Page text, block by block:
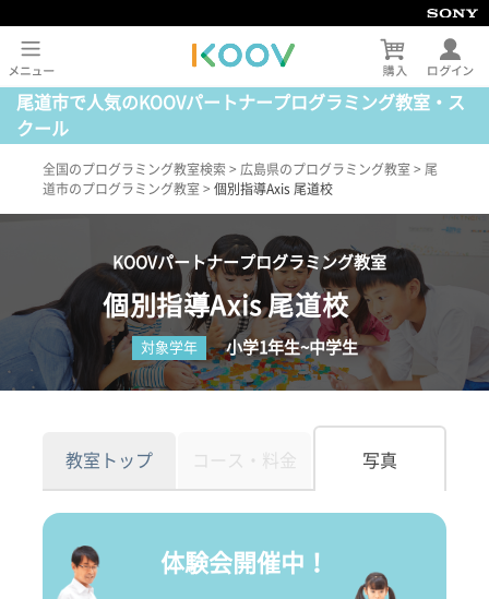
尾道市で人気のKOOVパートナープログラミング教室・ス
クール
全国のプログラミング教室検索 > 広島県のプログラミング教室 > 尾
道市のプログラミング教室 > 個別指導Axis 尾道校
KOOVパートナープログラミング教室
個別指導Axis 尾道校
対象学年 小学1年生~中学生
教室トップ コース・料金 写真
体験会開催中！